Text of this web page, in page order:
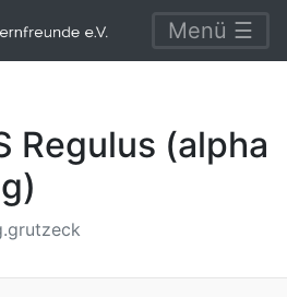
Menü ☰
Regulus (alpha